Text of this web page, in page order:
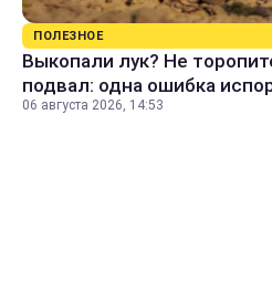
ПОЛЕЗНОЕ
Выкопали лук? Не
подвал: одна ошибка
06 августа 2026, 14:53